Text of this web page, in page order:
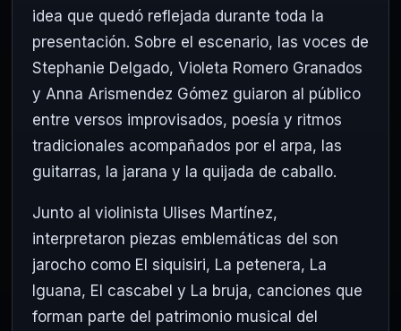
idea que quedó reflejada durante toda la
presentación. Sobre el escenario, las voces de
Stephanie Delgado, Violeta Romero Granados
y Anna Arismendez Gómez guiaron al público
entre versos improvisados, poesía y ritmos
tradicionales acompañados por el arpa, las
guitarras, la jarana y la quijada de caballo.
Junto al violinista Ulises Martínez,
interpretaron piezas emblemáticas del son
jarocho como El siquisiri, La petenera, La
Iguana, El cascabel y La bruja, canciones que
forman parte del patrimonio musical del